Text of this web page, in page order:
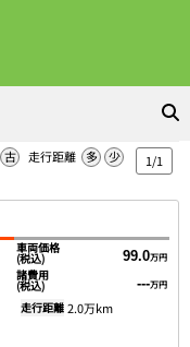
古 走行距離 多 少 1/1
車両価格
(税込) 99.0万円
諸費用
(税込) ---万円
走行距離 2.0万km